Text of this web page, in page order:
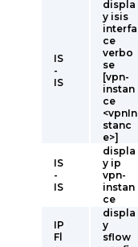
IS
-
IS
displa
y isis
interfa
ce
verbo
se
[vpn-
instan
ce
<vpnIn
stanc
e>]
IS
-
IS
displa
y ip
vpn-
instan
ce
IP
Fl
displa
y
sflow